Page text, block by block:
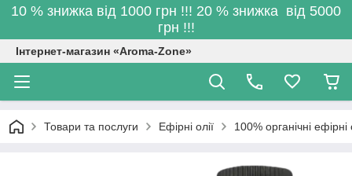
10 % знижка від 1000 грн !!! 20 % знижка від 5000
грн !!!
Інтернет-магазин «Aroma-Zone»
Товари та послуги Ефірні олії 100% органічні ефірні